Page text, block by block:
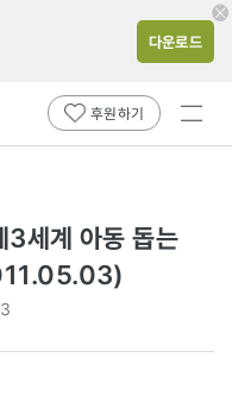
다운로드
후원하기
전체
세계 아동 돕는